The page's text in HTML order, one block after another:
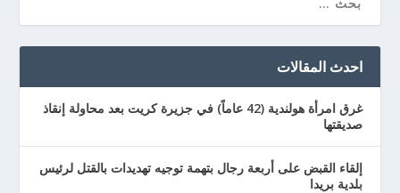
احدث المقالات
غرق امرأة هولندية (42 عاماً) في جزيرة كريت بعد محاولة إنقاذ
صديقتها
إلقاء القبض على أربعة رجال بتهمة توجيه تهديدات بالقتل لرئيس
بلدية بريدا